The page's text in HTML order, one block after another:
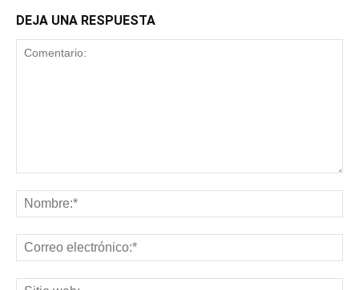
DEJA UNA RESPUESTA